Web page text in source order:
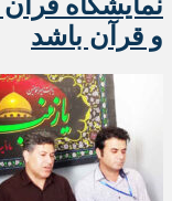
و قرآن باشد